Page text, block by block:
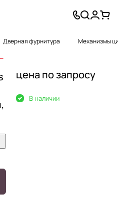
Дверная фурнитура Механизмы
цена по запросу
В наличии